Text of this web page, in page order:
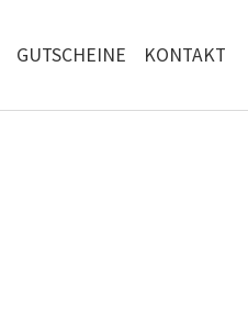
GUTSCHEINE KONTAKT